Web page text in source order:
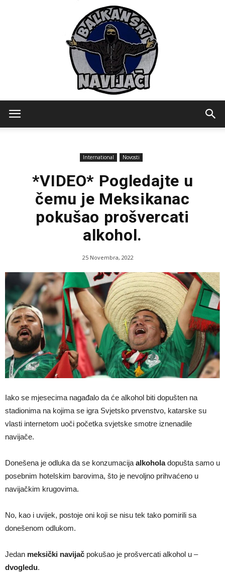
International Novosti
*VIDEO* Pogledajte u
čemu je Meksikanac
pokušao prošvercati
alkohol.
25 Novembra, 2022
Iako se mjesecima nagađalo da će alkohol biti dopušten na
stadionima na kojima se igra Svjetsko prvenstvo, katarske su
vlasti internetom uoči početka svjetske smotre iznenadile
navijače.
Donešena je odluka da se konzumacija alkoholadopušta samo u
posebnim hotelskim barovima, što je nevoljno prihvaćeno u
navijačkim krugovima.
No, kao i uvijek, postoje oni koji se nisu tek tako pomirili sa
donešenom odlukom.
Jedan meksički navijač pokušao je prošvercati alkohol u –
dvogledu.